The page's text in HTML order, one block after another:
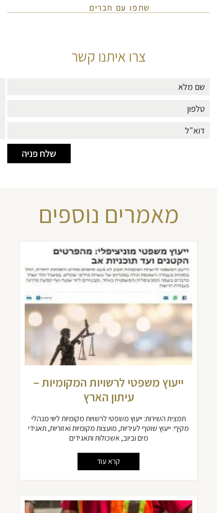
שתפו עם חברים
צרו איתנו קשר
מאמרים נוספים
ייעוץ משפטי לרשויות המקומיות –
עיתון הארץ
תמצית השירות: ייעוץ משפטי לרשויות מקומיות ליווי מנהלי
מקיף: ייעוץ שוטף לעיריות, מועצות מקומיות ואזוריות, תאגידי
מים וביוב, אשכולות ותאגידים
קרא עוד